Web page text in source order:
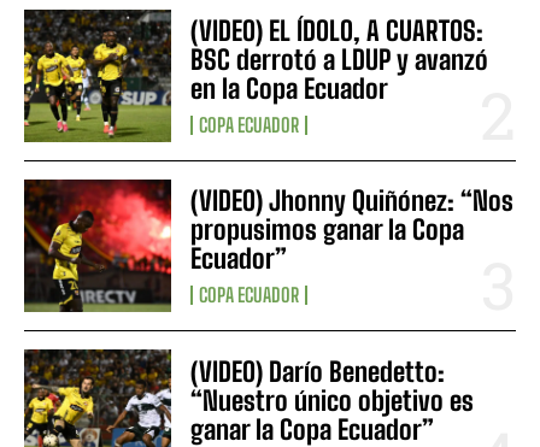
(VIDEO) EL ÍDOLO, A CUARTOS:
BSC derrotó a LDUP y avanzó
en la Copa Ecuador
COPA ECUADOR
(VIDEO) Jhonny Quiñónez: “Nos
propusimos ganar la Copa
Ecuador”
COPA ECUADOR
(VIDEO) Darío Benedetto:
“Nuestro único objetivo es
ganar la Copa Ecuador”